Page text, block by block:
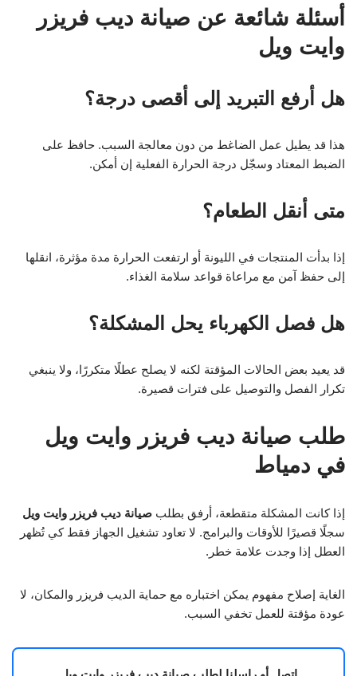
أسئلة شائعة عن صيانة ديب فريزر
وايت ويل
هل أرفع التبريد إلى أقصى درجة؟
هذا قد يطيل عمل الضاغط من دون معالجة السبب. حافظ على
الضبط المعتاد وسجّل درجة الحرارة الفعلية إن أمكن.
متى أنقل الطعام؟
إذا بدأت المنتجات في الليونة أو ارتفعت الحرارة مدة مؤثرة، انقلها
إلى حفظ آمن مع مراعاة قواعد سلامة الغذاء.
هل فصل الكهرباء يحل المشكلة؟
قد يعيد بعض الحالات المؤقتة لكنه لا يصلح عطلًا متكررًا، ولا ينبغي
تكرار الفصل والتوصيل على فترات قصيرة.
طلب صيانة ديب فريزر وايت ويل
في دمياط
إذا كانت المشكلة متقطعة، أرفق بطلب صيانة ديب فريزر وايت ويل
سجلًا قصيرًا للأوقات والبرامج. لا تعاود تشغيل الجهاز فقط كي تُظهر
العطل إذا وجدت علامة خطر.
الغاية إصلاح مفهوم يمكن اختباره مع حماية الديب فريزر والمكان، لا
عودة مؤقتة للعمل تخفي السبب.